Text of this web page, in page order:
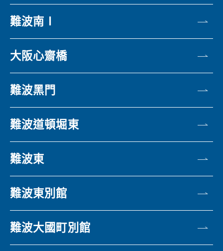
難波南Ⅰ
大阪心齋橋
難波黑門
難波道頓堀東
難波東
難波東別館
難波大國町別館